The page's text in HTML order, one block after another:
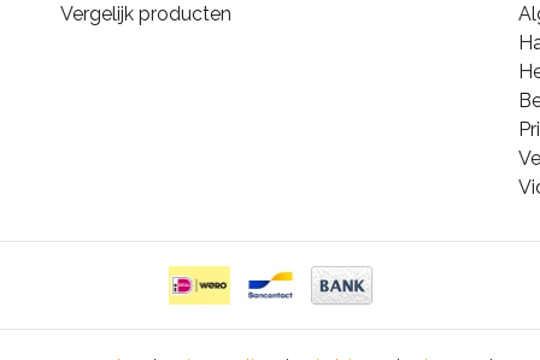
Vergelijk producten